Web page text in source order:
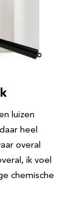
luizen
heel
overal
ik voel
chemische